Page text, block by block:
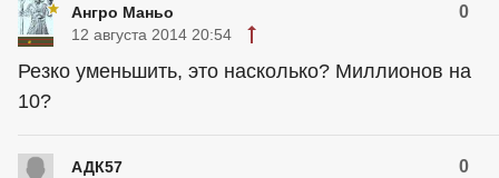
Ангро Маньо 0
12 августа 2014 20:54
Резко уменьшить, это насколько? Миллионов на
10?
АДК57 0